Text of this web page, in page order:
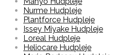
Nurme Hudpleje
Plantforce Hudpleje
Issey Miyake Hudpleje
Loreal Hudpleje
Heliocare Hudpleje